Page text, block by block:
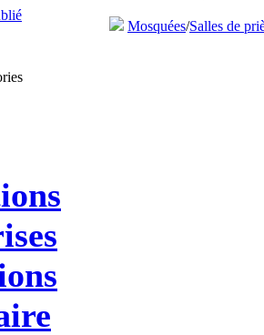
Mosquées/Salles de